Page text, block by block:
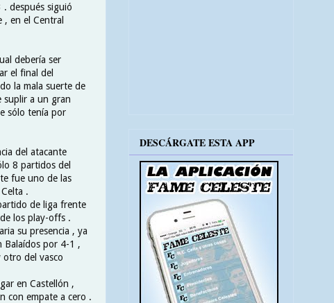
después siguió
, en el Central
debería ser
el final del
la mala suerte de
suplir a un gran
sólo tenía por
del atacante
8 partidos del
fue uno de las
.
de liga frente
los play-offs .
su presencia , ya
Balaídos por 4-1 ,
otro del vasco
en Castellón ,
con empate a cero .
DESCÁRGATE ESTA APP